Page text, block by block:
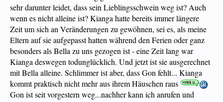
sehr darunter leidet, dass sein Lieblingsschwein weg ist? Auch
wenn es nicht alleine ist? Kianga hatte bereits immer längere
Zeit um sich an Veränderungen zu gewöhnen, sei es, als meine
Eltern auf sie aufgepasst hatten während den Ferien oder ganz
besonders als Bella zu uns gezogen ist - eine Zeit lang war
Kianga deswegen todunglücklich. Und jetzt ist sie ausgerechnet
mit Bella alleine. Schlimmer ist aber, dass Gon fehlt... Kianga
kommt praktisch nicht mehr aus ihrem Häuschen raus
Gon ist seit vorgestern weg...nachher kann ich anrufen und